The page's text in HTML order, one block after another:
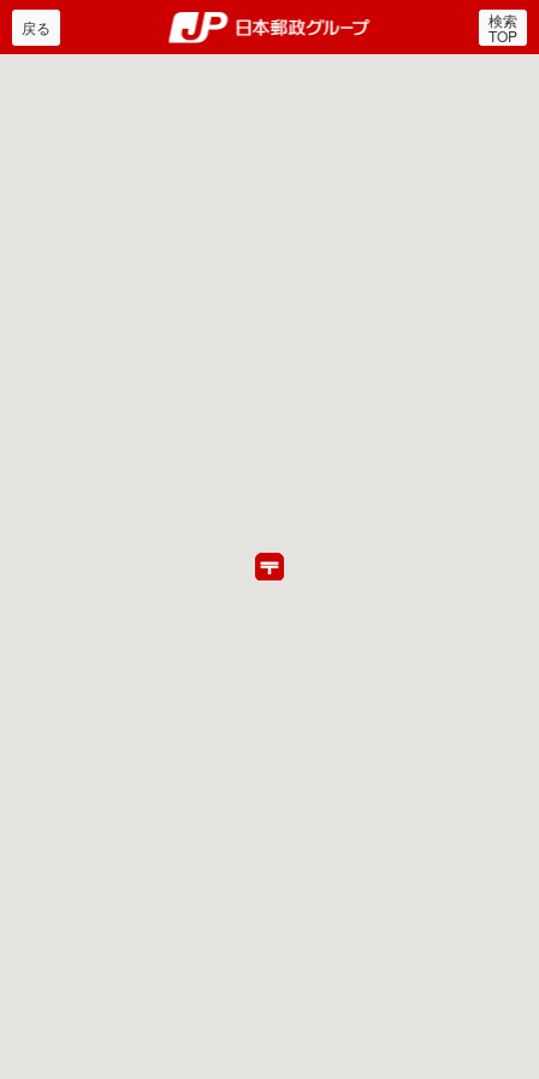
郵便局・日本郵政グルー
戻る 検索
TOP